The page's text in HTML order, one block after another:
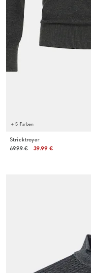
+ 5 Farben
Stricktroyer
69.99 €
39.99 €